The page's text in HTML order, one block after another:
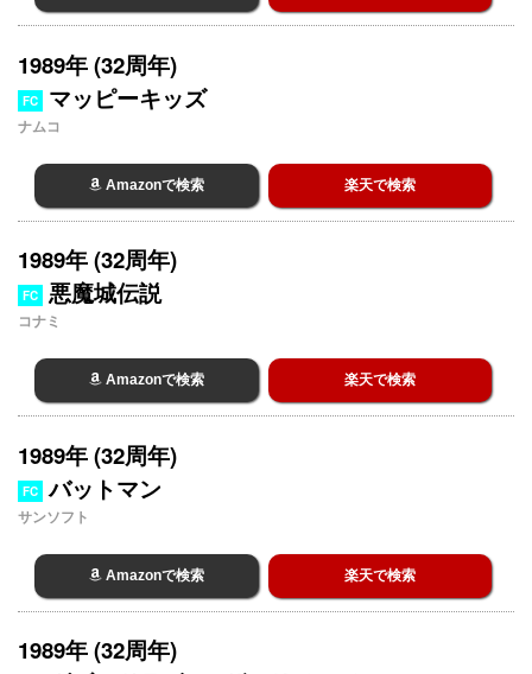
1989年 (32周年)
FC マッピーキッズ
ナムコ
Amazonで検索 楽天で検索
1989年 (32周年)
FC 悪魔城伝説
コナミ
Amazonで検索 楽天で検索
1989年 (32周年)
FC バットマン
サンソフト
Amazonで検索 楽天で検索
1989年 (32周年)